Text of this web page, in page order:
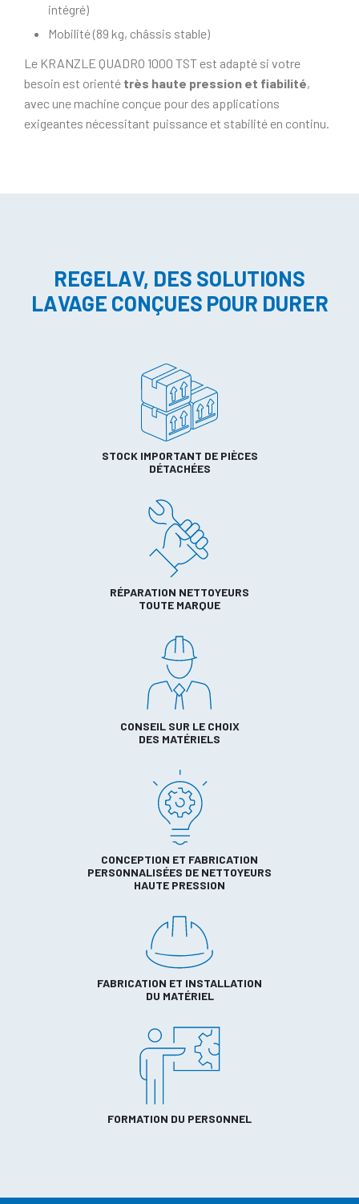
intégré)
Mobilité (89 kg, châssis stable)
Le KRANZLE QUADRO 1000 TST est adapté si votre
besoin est orienté très haute pression et fiabilité,
avec une machine conçue pour des applications
exigeantes nécessitant puissance et stabilité en continu.
REGELAV, DES SOLUTIONS
LAVAGE CONÇUES POUR DURER
STOCK IMPORTANT DE PIÈCES
DÉTACHÉES
RÉPARATION NETTOYEURS
TOUTE MARQUE
CONSEIL SUR LE CHOIX
DES MATÉRIELS
CONCEPTION ET FABRICATION
PERSONNALISÉES DE NETTOYEURS
HAUTE PRESSION
FABRICATION ET INSTALLATION
DU MATÉRIEL
FORMATION DU PERSONNEL